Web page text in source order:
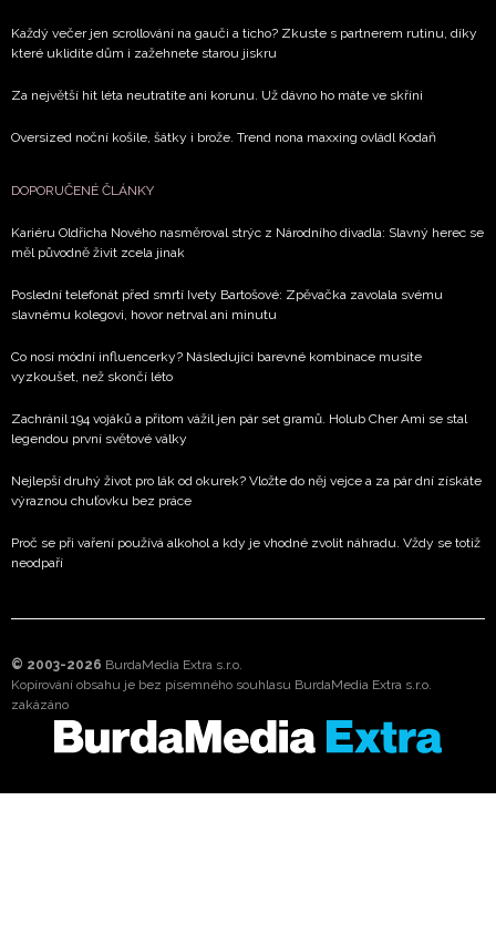
Každý večer jen scrollování na gauči a ticho? Zkuste s partnerem rutinu, díky
které uklidíte dům i zažehnete starou jiskru
Za největší hit léta neutratíte ani korunu. Už dávno ho máte ve skříni
Oversized noční košile, šátky i brože. Trend nona maxxing ovládl Kodaň
DOPORUČENÉ ČLÁNKY
Kariéru Oldřicha Nového nasměroval strýc z Národního divadla: Slavný herec se
měl původně živit zcela jinak
Poslední telefonát před smrtí Ivety Bartošové: Zpěvačka zavolala svému
slavnému kolegovi, hovor netrval ani minutu
Co nosí módní influencerky? Následující barevné kombinace musíte
vyzkoušet, než skončí léto
Zachránil 194 vojáků a přitom vážil jen pár set gramů. Holub Cher Ami se stal
legendou první světové války
Nejlepší druhý život pro lák od okurek? Vložte do něj vejce a za pár dní získáte
výraznou chuťovku bez práce
Proč se při vaření používá alkohol a kdy je vhodné zvolit náhradu. Vždy se totiž
neodpaří
© 2003-2026 BurdaMedia Extra s.r.o.
Kopírování obsahu je bez písemného souhlasu BurdaMedia Extra s.r.o.
zakázáno